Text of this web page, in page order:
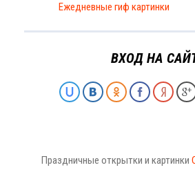
Ежедневные гиф картинки
ВХОД НА
Праздничные открытки и картинки